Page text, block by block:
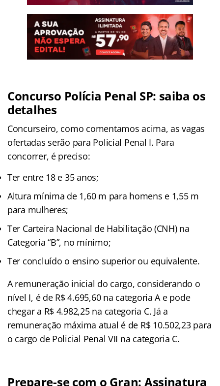
Concurso Polícia Penal SP: saiba os
detalhes
Concurseiro, como comentamos acima, as vagas
ofertadas serão para Policial Penal I. Para
concorrer, é preciso:
Ter entre 18 e 35 anos;
Altura mínima de 1,60 m para homens e 1,55 m
para mulheres;
Ter Carteira Nacional de Habilitação (CNH) na
Categoria “B”, no mínimo;
Ter concluído o ensino superior ou equivalente.
A remuneração inicial do cargo, considerando o
nível I, é de R$ 4.695,60 na categoria A e pode
chegar a R$ 4.982,25 na categoria C. Já a
remuneração máxima atual é de R$ 10.502,23 para
o cargo de Policial Penal VII na categoria C.
Prepare-se com o Gran: Assinatura